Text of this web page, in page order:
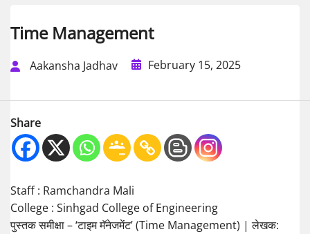
Time Management
Aakansha Jadhav February 15, 2025
Share
Staff : Ramchandra Mali
College : Sinhgad College of Engineering
पुस्तक समीक्षा – ‘टाइम मॅनेजमेंट’ (Time Management) | लेखक: